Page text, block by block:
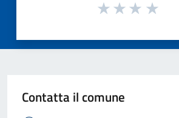
Contatta il comune